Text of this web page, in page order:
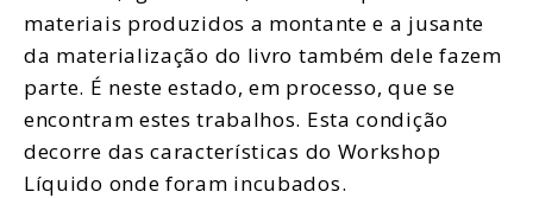
materiais produzidos a montante e a jusante
da materialização do livro também dele fazem
parte. É neste estado, em processo, que se
encontram estes trabalhos. Esta condição
decorre das características do Workshop
Líquido onde foram incubados.